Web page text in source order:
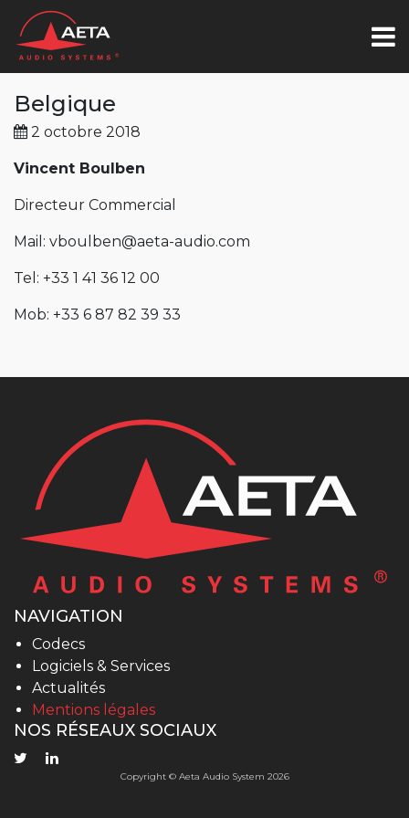
Belgique
2 octobre 2018
Vincent Boulben
Directeur Commercial
Mail: vboulben@aeta-audio.com
Tel: +33 1 41 36 12 00
Mob: +33 6 87 82 39 33
NAVIGATION
Codecs
Logiciels & Services
Actualités
Mentions légales
NOS RÉSEAUX SOCIAUX
Copyright © Aeta Audio System 2026